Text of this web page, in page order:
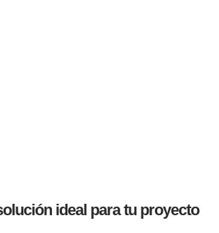
ideal para tu proyecto